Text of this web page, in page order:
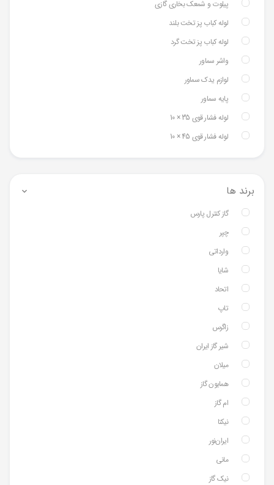
پیلوت و شمعک بخاری گازی
لوله کباب پز تخت بلند
لوله کباب پز تخت گرد
واشر سماور
لوازم یدک سماور
پایه سماور
لوله فشار قوی 35 × 10
لوله فشار قوی 45 × 10
برند ها
گاز کنترل پارس
چپر
وارداتی
شایا
اتحاد
تاپ
زاگرس
شیر گاز ایران
میلان
همایون گاز
ام گاز
نیکتا
ایران‌نور
مانی
نیک گاز